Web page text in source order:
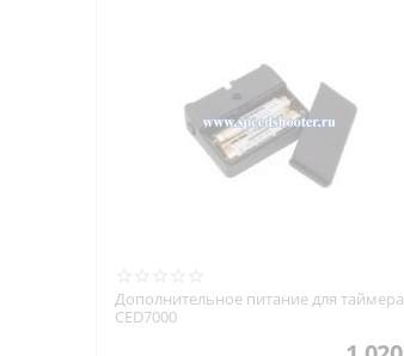
Дополнительное питание для таймера
CED7000